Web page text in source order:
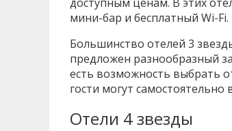
мини-бар и бесплатный Wi-Fi.
Большинство отелей 3
предложен разнообразный
есть возможность выбрать
гости могут
Отели 4 звезды